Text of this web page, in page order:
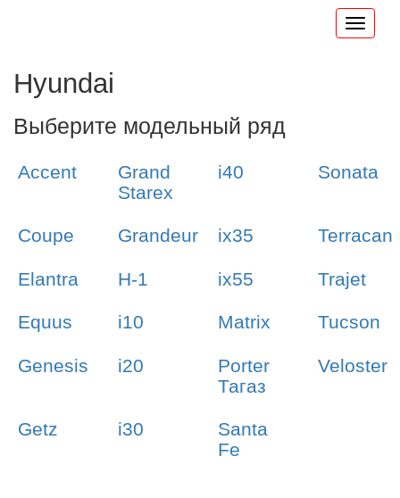
Hyundai
Выберите модельный ряд
Accent
Grand
Starex
i40 Sonata
Coupe Grandeur ix35 Terracan
Elantra H-1 ix55 Trajet
Equus i10 Matrix Tucson
Genesis i20
Porter
Тагаз
Veloster
Getz i30
Santa
Fe